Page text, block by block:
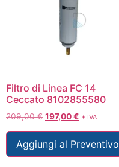
Filtro di Linea FC 14
Ceccato 8102855580
209,00€ 197,00€ + IVA
Aggiungi al Preventivo